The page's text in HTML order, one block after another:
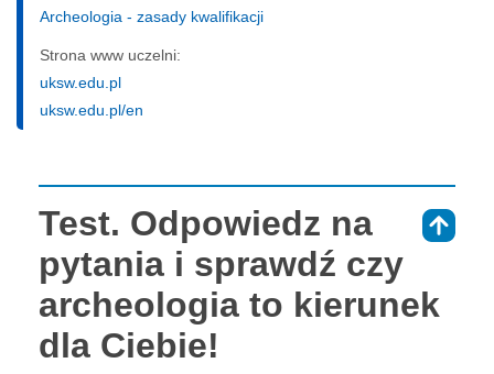
Archeologia - zasady kwalifikacji
Strona www uczelni:
uksw.edu.pl
uksw.edu.pl/en
Test. Odpowiedz na
pytania i sprawdź czy
archeologia to kierunek
dla Ciebie!